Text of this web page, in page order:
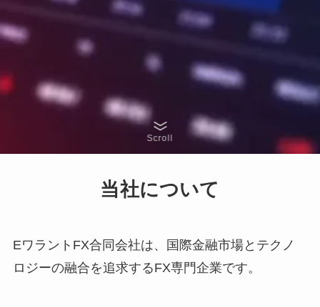
Scroll
当社について
EワラントFX合同会社は、国際金融市場とテクノ
ロジーの融合を追求するFX専門企業です。